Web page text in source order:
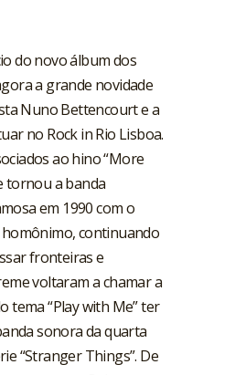
do novo álbum dos
a grande novidade
Nuno Bettencourt e a
no Rock in Rio Lisboa.
ao hino “More
tornou a banda
em 1990 com o
continuando
fronteiras e
voltaram a chamar a
tema “Play with Me” ter
sonora da quarta
“Stranger Things”. De